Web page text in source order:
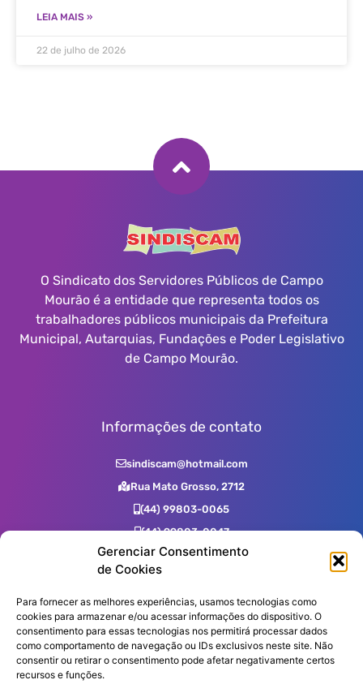
Gerenciar Consentimento
de Cookies
Para fornecer as melhores experiências, usamos tecnologias como
cookies para armazenar e/ou acessar informações do dispositivo. O
consentimento para essas tecnologias nos permitirá processar dados
como comportamento de navegação ou IDs exclusivos neste site. Não
consentir ou retirar o consentimento pode afetar negativamente certos
recursos e funções.
LEIA MAIS »
22 de julho de 2026
O Sindicato dos Servidores Públicos de Campo
Mourão é a entidade que representa todos os
trabalhadores públicos municipais da Prefeitura
Municipal, Autarquias, Fundações e Poder Legislativo
de Campo Mourão.
Informações de contato
sindiscam@hotmail.com
Rua Mato Grosso, 2712
(44) 99803-0065
(44) 99803-0047
(44) 99731-0400
(44) 3523-2725
(44) 3523-7539
Assine nossa Newsletter!